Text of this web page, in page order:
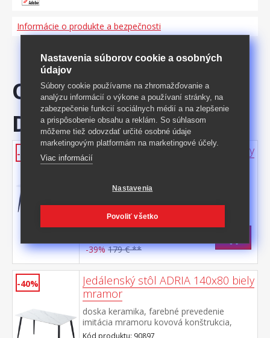
Informácie o produkte a bezpečnosti
ODPORÚČAME
DOKÚPIŤ
-39%
Jedálenský stôl ADRIA 130x70 biely
mramor
imitácia mramoru kovová konštrukcia,
farebné prevedenie čierna
Kód produktu: 90896
Skladom>5 ks
-39% 179 € **
-40%
Jedálenský stôl ADRIA 140x80 biely
mramor
doska keramika, farebné prevedenie
imitácia mramoru kovová konštrukcia,
farebné prevedenie čierna
Kód produktu: 90897
Nastavenia súborov cookie a osobných
údajov
Súbory cookie používame na zhromažďovanie a
analýzu informácií o výkone a používaní stránky, na
zabezpečenie funkcií sociálnych médií a na zlepšenie
a prispôsobenie obsahu a reklám. So súhlasom
môžeme tiež odovzdať určité osobné údaje
marketingovým platformám na marketingové účely.
Viac informácií
Nastavenia
Povoliť všetko